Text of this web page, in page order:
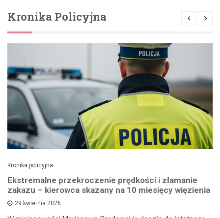
Kronika Policyjna
Kronika policyjna
Ekstremalne przekroczenie prędkości i złamanie
zakazu – kierowca skazany na 10 miesięcy więzienia
29 kwietnia 2026